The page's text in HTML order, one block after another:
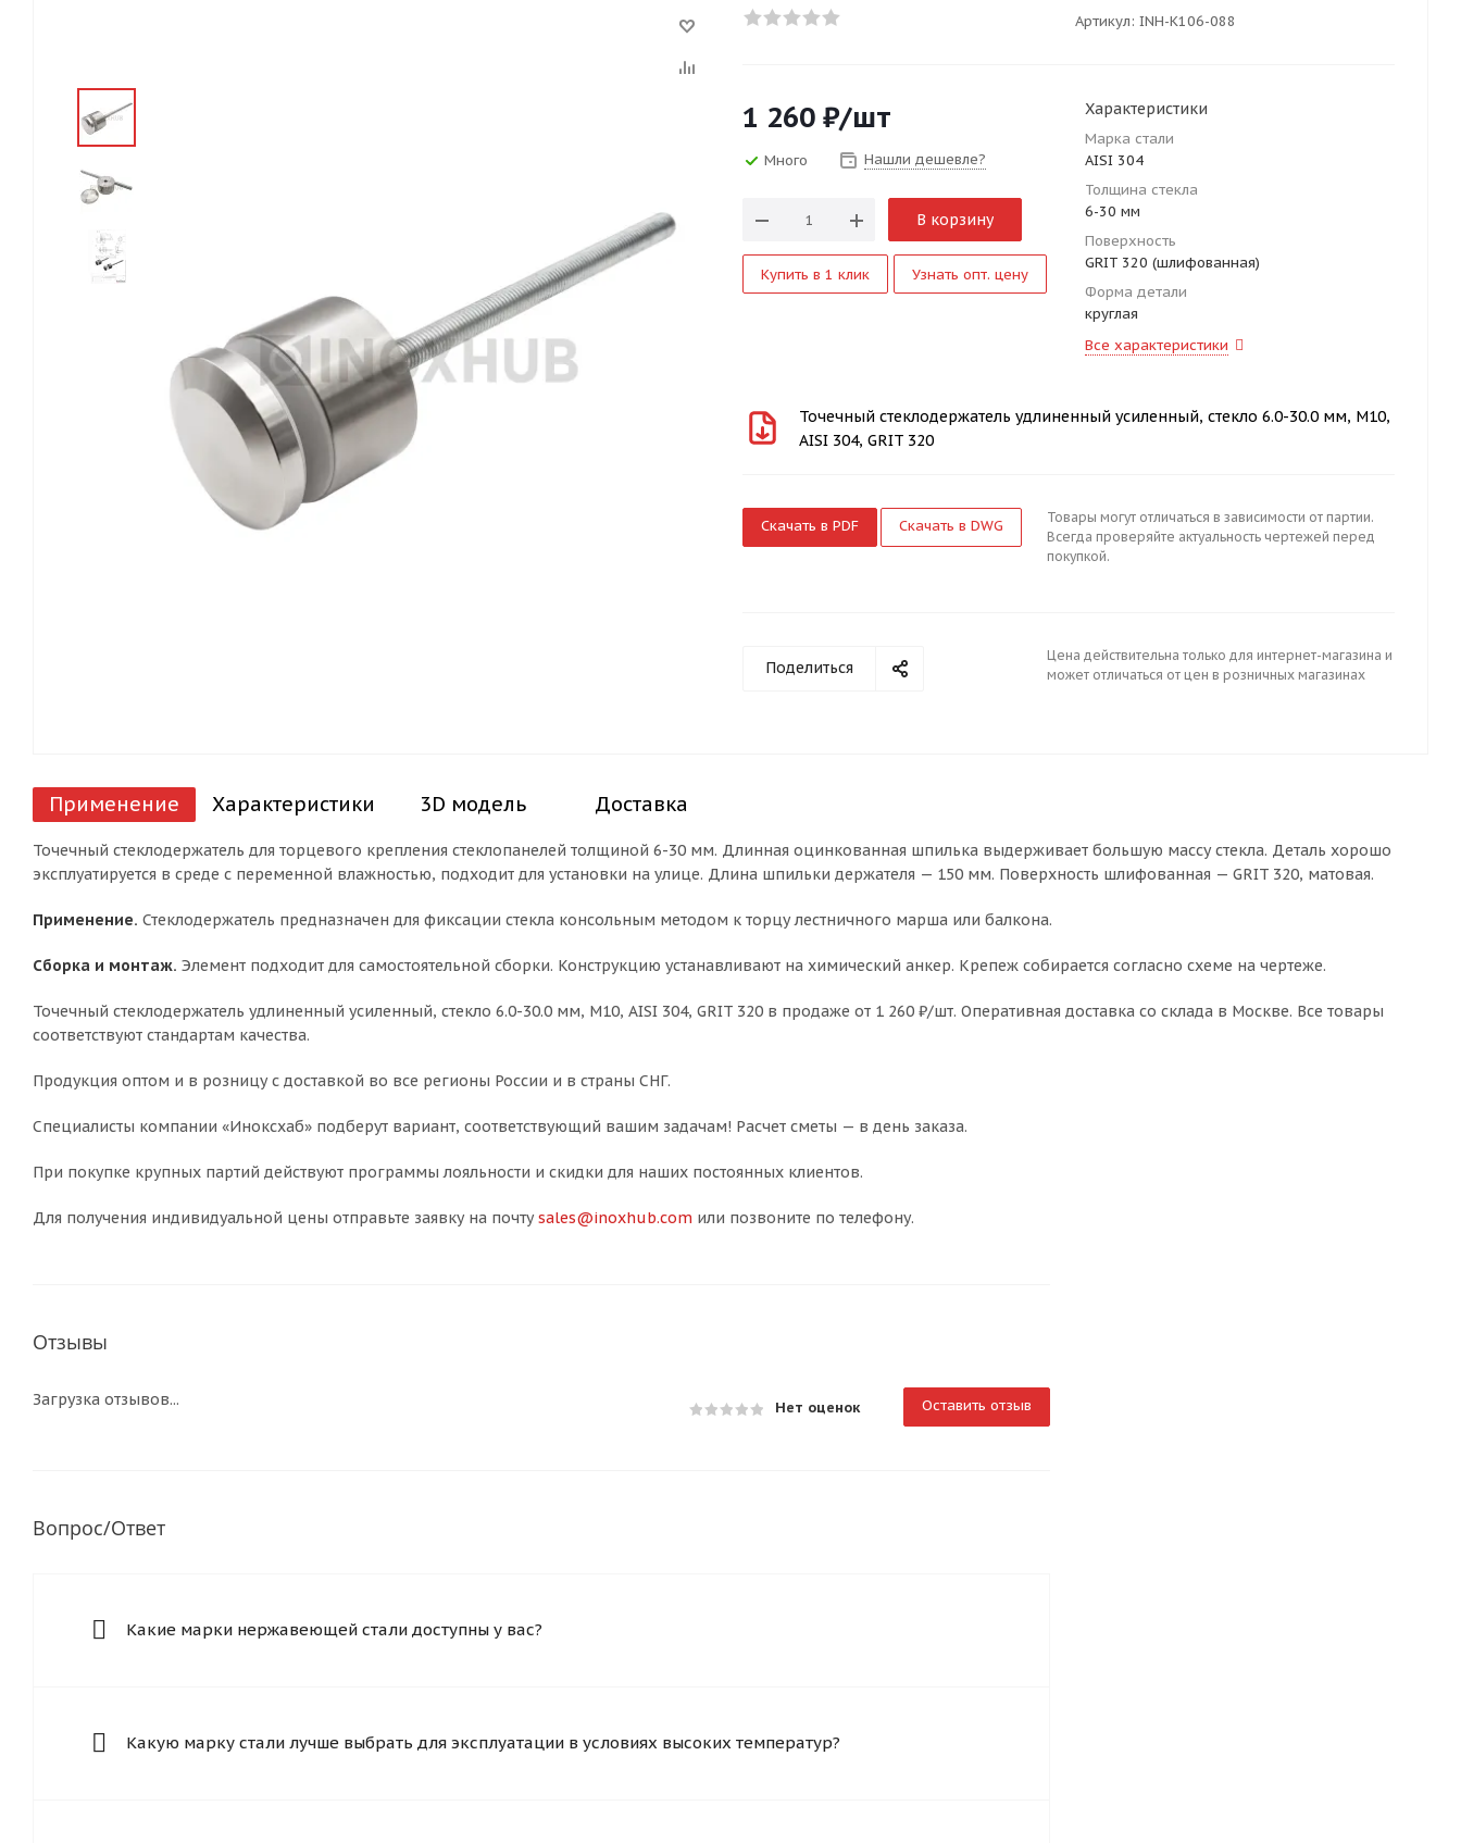
Артикул: INH-K106-088
1 260 ₽/шт
Много Нашли дешевле?
В корзину
Купить в 1 клик Узнать опт. цену
Характеристики
Марка стали
AISI 304
Толщина стекла
6-30 мм
Поверхность
GRIT 320 (шлифованная)
Форма детали
круглая
Все характеристики
Точечный стеклодержатель удлиненный усиленный, стекло 6.0-30.0 мм, М10,
AISI 304, GRIT 320
Скачать в PDF Скачать в DWG
Товары могут отличаться в зависимости от партии.
Всегда проверяйте актуальность чертежей перед
покупкой.
Поделиться
Цена действительна только для интернет-магазина и
может отличаться от цен в розничных магазинах
Применение Характеристики 3D модель Доставка
Точечный стеклодержатель для торцевого крепления стеклопанелей толщиной 6-30 мм. Длинная оцинкованная шпилька выдерживает большую массу стекла. Деталь хорошо
эксплуатируется в среде с переменной влажностью, подходит для установки на улице. Длина шпильки держателя — 150 мм. Поверхность шлифованная — GRIT 320, матовая.
Применение. Стеклодержатель предназначен для фиксации стекла консольным методом к торцу лестничного марша или балкона.
Сборка и монтаж. Элемент подходит для самостоятельной сборки. Конструкцию устанавливают на химический анкер. Крепеж собирается согласно схеме на чертеже.
Точечный стеклодержатель удлиненный усиленный, стекло 6.0-30.0 мм, М10, AISI 304, GRIT 320 в продаже от 1 260 ₽/шт. Оперативная доставка со склада в Москве. Все товары
соответствуют стандартам качества.
Продукция оптом и в розницу с доставкой во все регионы России и в страны СНГ.
Специалисты компании «Иноксхаб» подберут вариант, соответствующий вашим задачам! Расчет сметы — в день заказа.
При покупке крупных партий действуют программы лояльности и скидки для наших постоянных клиентов.
Для получения индивидуальной цены отправьте заявку на почтуsales@inoxhub.com или позвоните по телефону.
Отзывы
Нет оценок Оставить отзыв
Загрузка отзывов...
Вопрос/Ответ
Какие марки нержавеющей стали доступны у вас?
Какую марку стали лучше выбрать для эксплуатации в условиях высоких температур?